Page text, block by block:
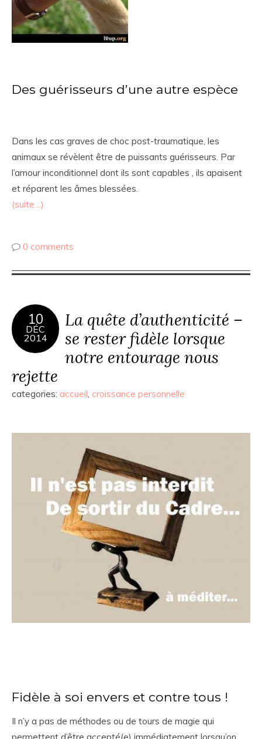
Des guérisseurs d’une autre espèce
Dans les cas graves de choc post-traumatique, les
animaux se révèlent être de puissants guérisseurs. Par
l’amour inconditionnel dont ils sont capables , ils apaisent
et réparent les âmes blessées.
(suite…)
0 comments
10
DÉC
2014
La quête d’authenticité –
se rester fidèle lorsque
notre entourage nous
rejette
categories: accueil, croissance personnelle
Fidèle à soi envers et contre tous !
Il n’y a pas de méthodes ou de tours de magie qui